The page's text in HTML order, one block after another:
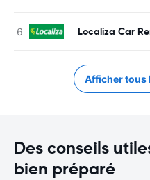
Localiza Car
Afficher tous
Des conseils
bien préparé